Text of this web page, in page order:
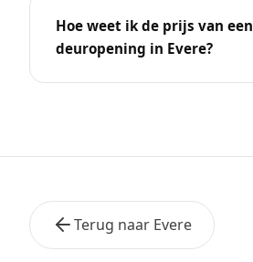
Hoe weet ik de prijs van een
deuropening in Evere?
Terug naar Evere